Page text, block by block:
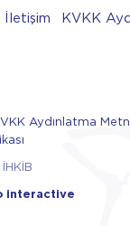
KVKK
Aydınlatma
interactive